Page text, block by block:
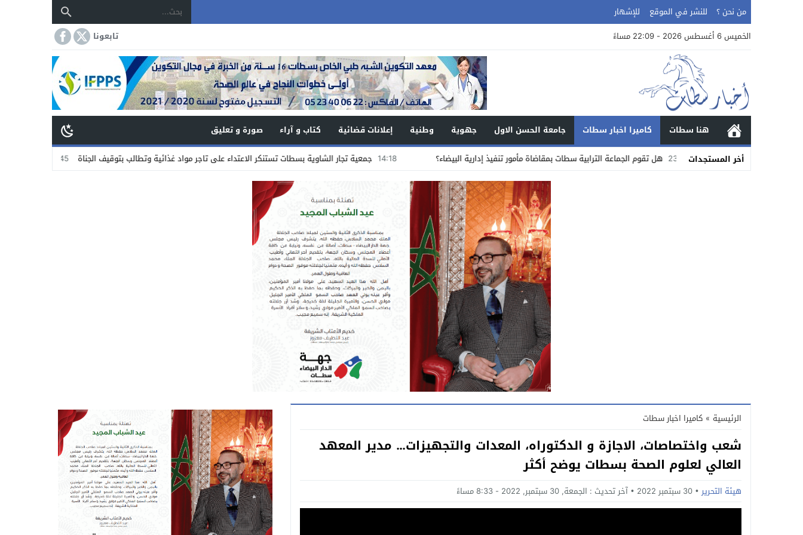
من نحن ؟ للنشر في الموقع
للإشهار
الخميس 6 أغسطس 2026 - 22:09 مساءً
تابعونا
هنا سطات كاميرا اخبار سطات جامعة الحسن الاول جهوية وطنية إعلانات قضائية كتاب و آراء
صورة و تعليق
أخر المستجدات
14:18 جمعية تجار الشاوية بسطات تستنكر الاعتداء على تاجر مواد غذائية وتطالب بتوقيف الجناة 19:45 توقف ورش بناء مستشفى 23:55 هل تقوم الجماعة الترابية سطات بمقاضاة مأمور تنفيذ إدارية البيضاء؟
الرئيسية » كاميرا اخبار سطات
شعب واختصاصات، الاجازة و الدكتوراه، المعدات والتجهيزات… مدير المعهد
العالي لعلوم الصحة بسطات يوضح أكثر
هيئة التحرير 30 سبتمبر 2022 آخر تحديث : الجمعة, 30 سبتمبر, 2022 - 8:33 مساءً